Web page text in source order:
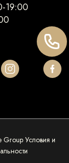
19:00
Group Условия и